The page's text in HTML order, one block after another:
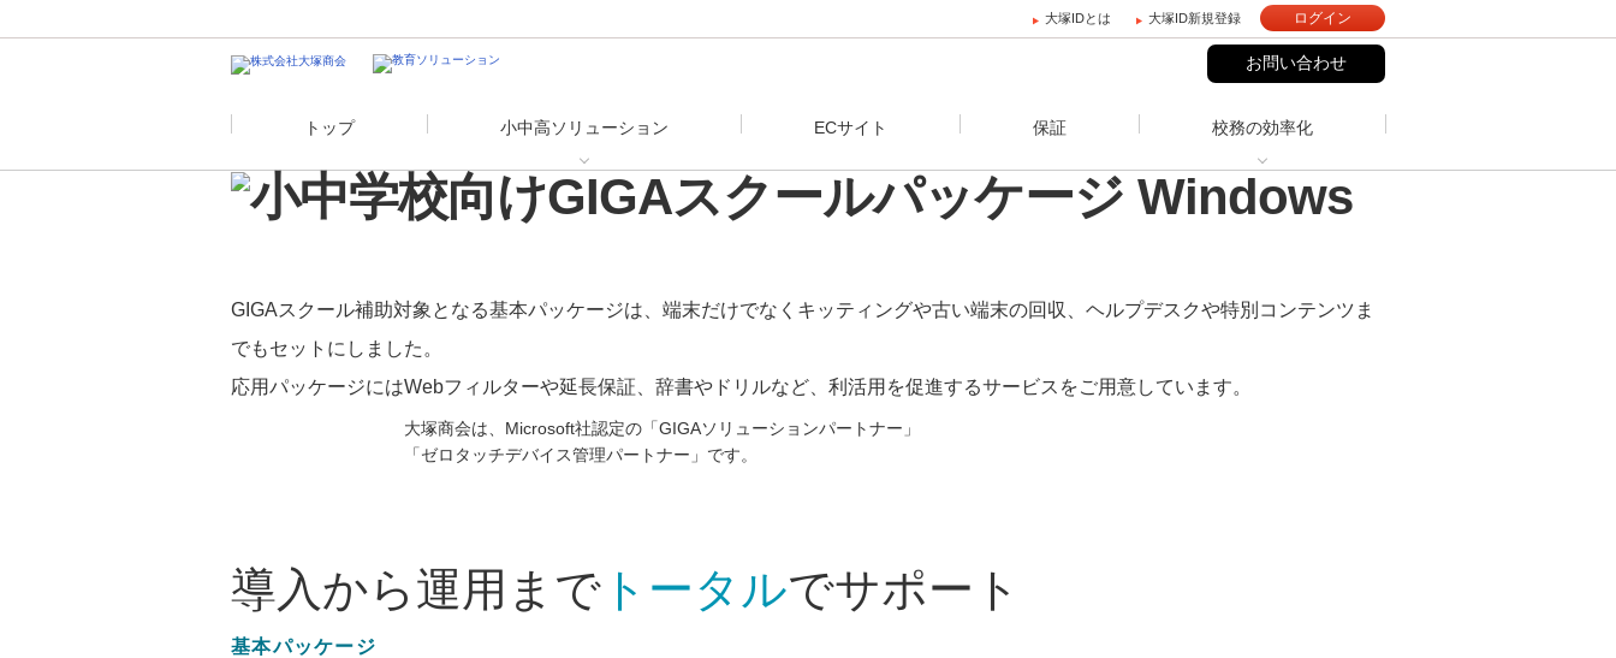
大塚IDとは 大塚ID新規登録 ログイン
お問い合わせ
トップ 小中高ソリューション ECサイト 保証 校務の効率化
大塚商会は、Microsoft社認定の「GIGAソリューションパートナー」
「ゼロタッチデバイス管理パートナー」です。
GIGAスクール補助対象となる基本パッケージは、端末だけでなくキッティングや古い端末の回収、ヘルプデスクや特別コンテンツま
でもセットにしました。
応用パッケージにはWebフィルターや延長保証、辞書やドリルなど、利活用を促進するサービスをご用意しています。
導入から運用まで トータルでサポート
基本パッケージ